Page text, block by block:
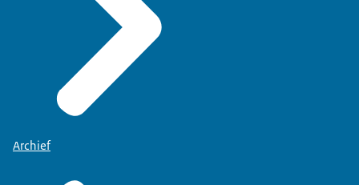
Archief